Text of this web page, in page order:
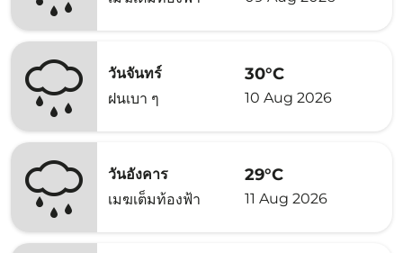
วันจันทร์
ฝนเบา ๆ
30°C
10 Aug 2026
วันอังคาร
เมฆเต็มท้องฟ้า
29°C
11 Aug 2026